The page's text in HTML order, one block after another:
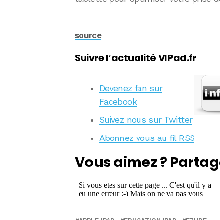
source
Suivre l’actualité VIPad.fr
Devenez fan sur
Facebook
Suivez nous sur Twitter
Abonnez vous au fil RSS
Vous aimez ?